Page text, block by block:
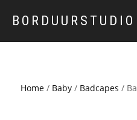
Home/ Baby/ Badcapes /